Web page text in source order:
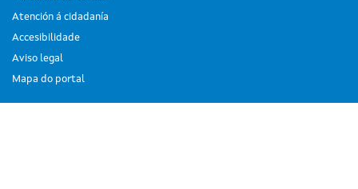
Atención á cidadanía
Accesibilidade
Aviso legal
Mapa do portal